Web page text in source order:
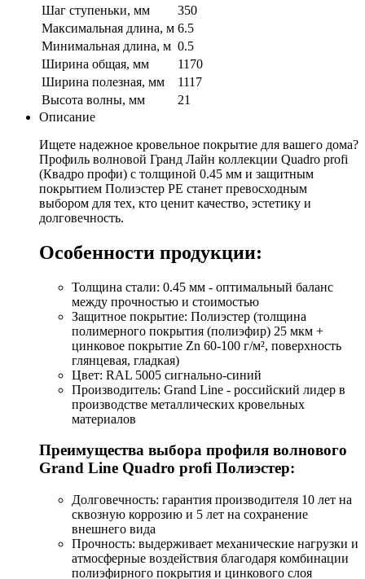
Шаг ступеньки, мм
350
Максимальная длина, м 6.5
Минимальная длина, м 0.5
Ширина общая, мм
1170
Ширина полезная, мм
1117
Высота волны, мм
21
Описание
Ищете надежное кровельное покрытие для вашего дома?
Профиль волновой Гранд Лайн коллекции Quadro profi
(Квадро профи) с толщиной 0.45 мм и защитным
покрытием Полиэстер PE станет превосходным
выбором для тех, кто ценит качество, эстетику и
долговечность.
Особенности продукции:
Толщина стали: 0.45 мм - оптимальный баланс
между прочностью и стоимостью
Защитное покрытие: Полиэстер (толщина
полимерного покрытия (полиэфир) 25 мкм +
цинковое покрытие Zn 60-100 г/м², поверхность
глянцевая, гладкая)
Цвет: RAL 5005 сигнально-синий
Производитель: Grand Line - российский лидер в
производстве металлических кровельных
материалов
Преимущества выбора профиля волнового
Grand Line Quadro profi Полиэстер:
Долговечность: гарантия производителя 10 лет на
сквозную коррозию и 5 лет на сохранение
внешнего вида
Прочность: выдерживает механические нагрузки и
атмосферные воздействия благодаря комбинации
полиэфирного покрытия и цинкового слоя